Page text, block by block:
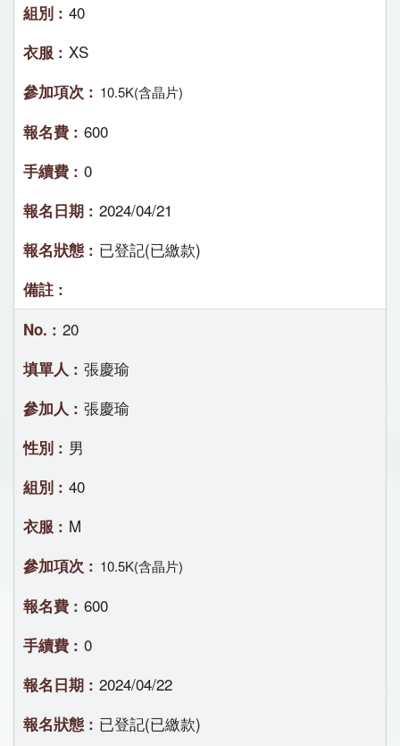
40
XS
10.5K(含晶片)
600
0
2024/04/21
已登記(已繳款)
20
張慶瑜
張慶瑜
男
40
M
10.5K(含晶片)
600
0
2024/04/22
已登記(已繳款)